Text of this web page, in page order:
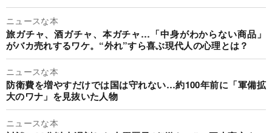
ニュースな本
旅ガチャ、酒ガチャ、本ガチャ…「中身がわからない商品」
がバカ売れするワケ。“外れ”すら喜ぶ現代人の心理とは？
ニュースな本
防衛費を増やすだけでは国は守れない…約100年前に「軍備拡
大のワナ」を見抜いた人物
ニュースな本